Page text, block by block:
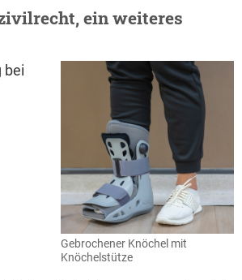
ein weiteres
Gebrochener Knöchel mit
Knöchelstütze
bei